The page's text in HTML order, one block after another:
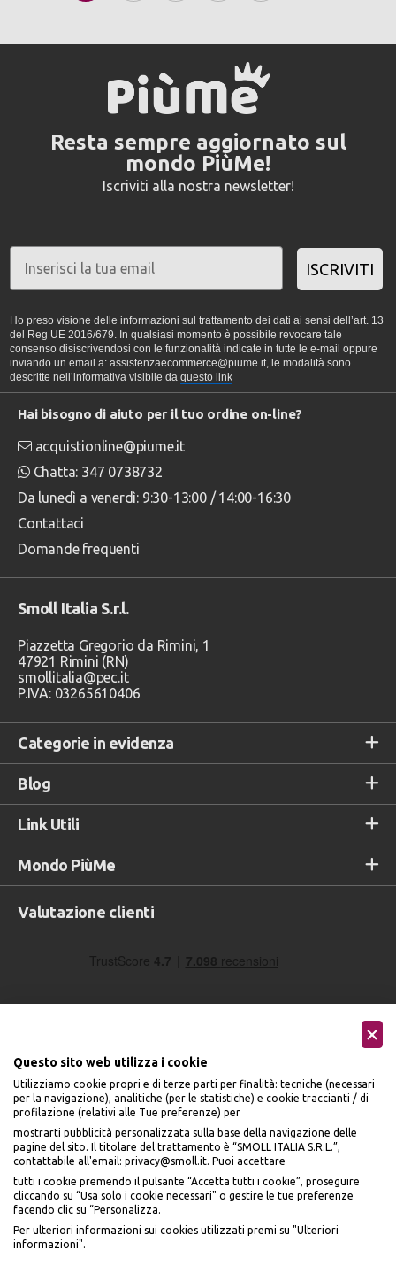
Resta sempre aggiornato sul
mondo PiùMe!
Iscriviti alla nostra newsletter!
ISCRIVITI
Ho preso visione delle informazioni sul trattamento dei dati ai sensi dell’art. 13
del Reg UE 2016/679. In qualsiasi momento è possibile revocare tale
consenso disiscrivendosi con le funzionalità indicate in tutte le e-mail oppure
inviando un email a: assistenzaecommerce@piume.it, le modalità sono
descritte nell’informativa visibile da questo link
Categorie in evidenza
Blog
Link Utili
Mondo PiùMe
Hai bisogno di aiuto per il tuo ordine on-line?
acquistionline@piume.it
Chatta: 347 0738732
Da lunedì a venerdì: 9:30-13:00 / 14:00-16:30
Contattaci
Domande frequenti
Smoll Italia S.r.l.
Piazzetta Gregorio da Rimini, 1
47921 Rimini (RN)
smollitalia@pec.it
P.IVA: 03265610406
Valutazione clienti
Accettiamo
Seguici sui social
Questo sito web utilizza i cookie
Utilizziamo cookie propri e di terze parti per finalità: tecniche (necessari
per la navigazione), analitiche (per le statistiche) e cookie traccianti / di
profilazione (relativi alle Tue preferenze) per
mostrarti pubblicità personalizzata sulla base della navigazione delle
pagine del sito. Il titolare del trattamento è “SMOLL ITALIA S.R.L.”,
contattabile all'email: privacy@smoll.it. Puoi accettare
tutti i cookie premendo il pulsante “Accetta tutti i cookie”, proseguire
cliccando su “Usa solo i cookie necessari" o gestire le tue preferenze
facendo clic su “Personalizza.
Per ulteriori informazioni sui cookies utilizzati premi su "Ulteriori
informazioni".
BENVENUTO DA
PIÙME